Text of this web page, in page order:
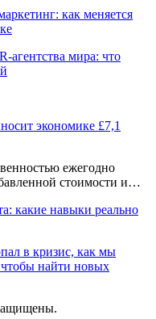
как меняется
мира: что
экономике £7,1
ежегодно
стоимости и…
какие навыки реально
в кризис, как мы
найти новых